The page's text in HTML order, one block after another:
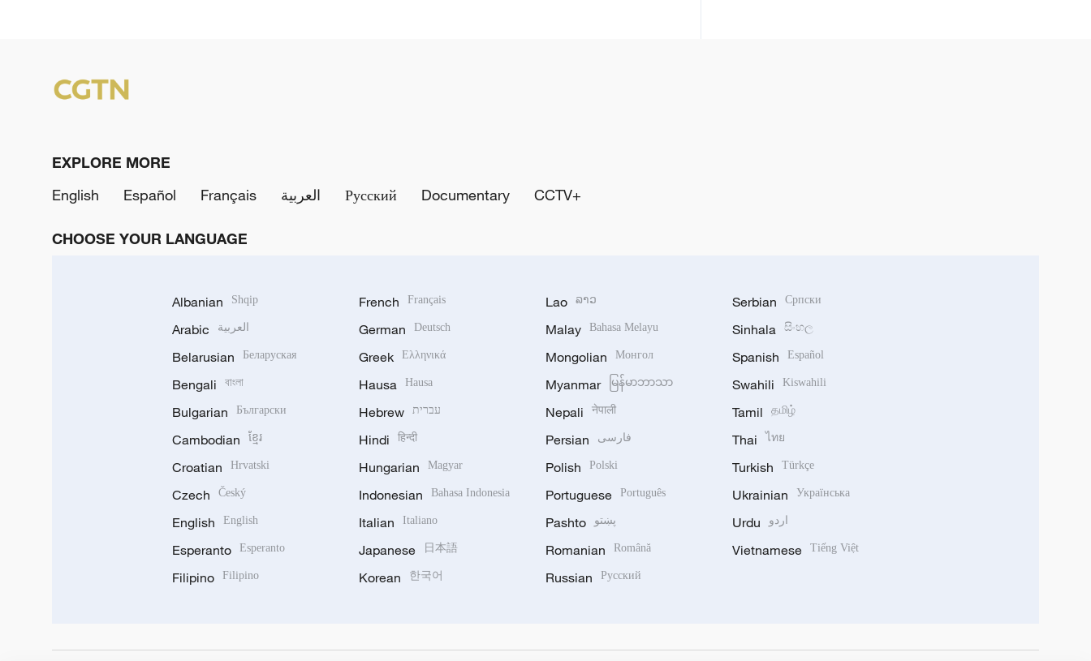
EXPLORE MORE
English
Español Français العربية Русский Documentary CCTV+
CHOOSE YOUR LANGUAGE
Albanian Shqip
Arabic العربية
Belarusian Беларуская
Bengali বাংলা
Bulgarian Български
Cambodian ខ្មែរ
Croatian Hrvatski
Czech Český
English English
Esperanto Esperanto
Filipino Filipino
French Français
German Deutsch
Greek Ελληνικά
Hausa Hausa
Hebrew עברית
Hindi हिन्दी
Hungarian Magyar
Indonesian Bahasa Indonesia
Italian Italiano
Japanese 日本語
Korean 한국어
Lao ລາວ
Malay Bahasa Melayu
Mongolian Монгол
Myanmar မြန်မာဘာသာ
Nepali नेपाली
Persian فارسی
Polish Polski
Portuguese Português
Pashto پښتو
Romanian Română
Russian Русский
Serbian Српски
Sinhala සිංහල
Spanish Español
Swahili Kiswahili
Tamil தமிழ்
Thai ไทย
Turkish Türkçe
Ukrainian Українська
Urdu اردو
Vietnamese Tiếng Việt